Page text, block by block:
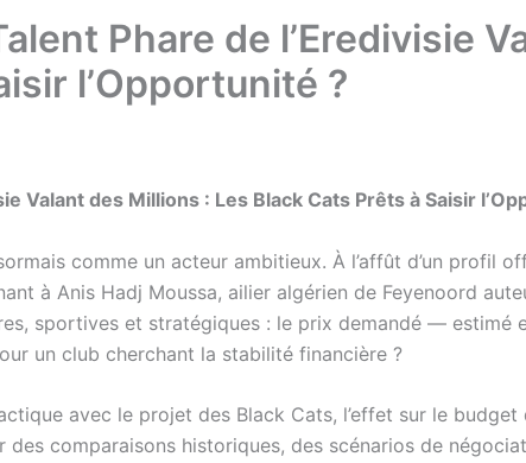
Phare de l’Eredivisie
l’Opportunité ?
Valant des Millions : Les Black Cats Prêts à Saisir
comme un acteur ambitieux. À l’affût d’un profil
à Anis Hadj Moussa, ailier algérien de Feyenoord
sportives et stratégiques : le prix demandé — estimé
un club cherchant la stabilité financière ?
avec le projet des Black Cats, l’effet sur le
des comparaisons historiques, des scénarios de